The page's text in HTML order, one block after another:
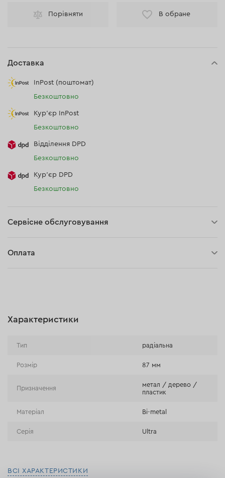
Порівняти В обране
Доставка
InPost (поштомат)
Безкоштовно
Кур'єр InPost
Безкоштовно
Відділення DPD
Безкоштовно
Кур’єр DPD
Безкоштовно
Сервісне обслуговування
Оплата
Оплата на розрахунковий рахунок (Традиційний переказ)
Характеристики
Тип радіальна
Розмір 87 мм
Призначення
метал / дерево /
пластик
Матеріал Bi-metal
Серія Ultra
ВСІ ХАРАКТЕРИСТИКИ